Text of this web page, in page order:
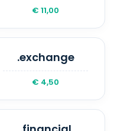
€ 11,00
.exchange
€ 4,50